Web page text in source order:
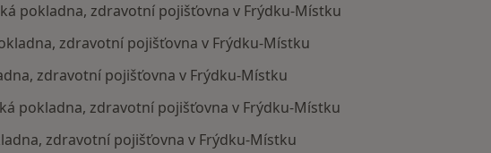
pokladna, zdravotní pojišťovna v Frýdku-Místku
zdravotní pojišťovna v Frýdku-Místku
zdravotní pojišťovna v Frýdku-Místku
pokladna, zdravotní pojišťovna v Frýdku-Místku
zdravotní pojišťovna v Frýdku-Místku